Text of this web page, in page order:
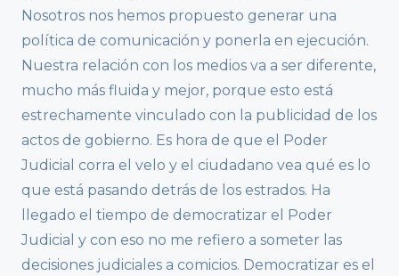
Nosotros nos hemos propuesto generar una
política de comunicación y ponerla en ejecución.
Nuestra relación con los medios va a ser diferente,
mucho más fluida y mejor, porque esto está
estrechamente vinculado con la publicidad de los
actos de gobierno. Es hora de que el Poder
Judicial corra el velo y el ciudadano vea qué es lo
que está pasando detrás de los estrados. Ha
llegado el tiempo de democratizar el Poder
Judicial y con eso no me refiero a someter las
decisiones judiciales a comicios. Democratizar es el